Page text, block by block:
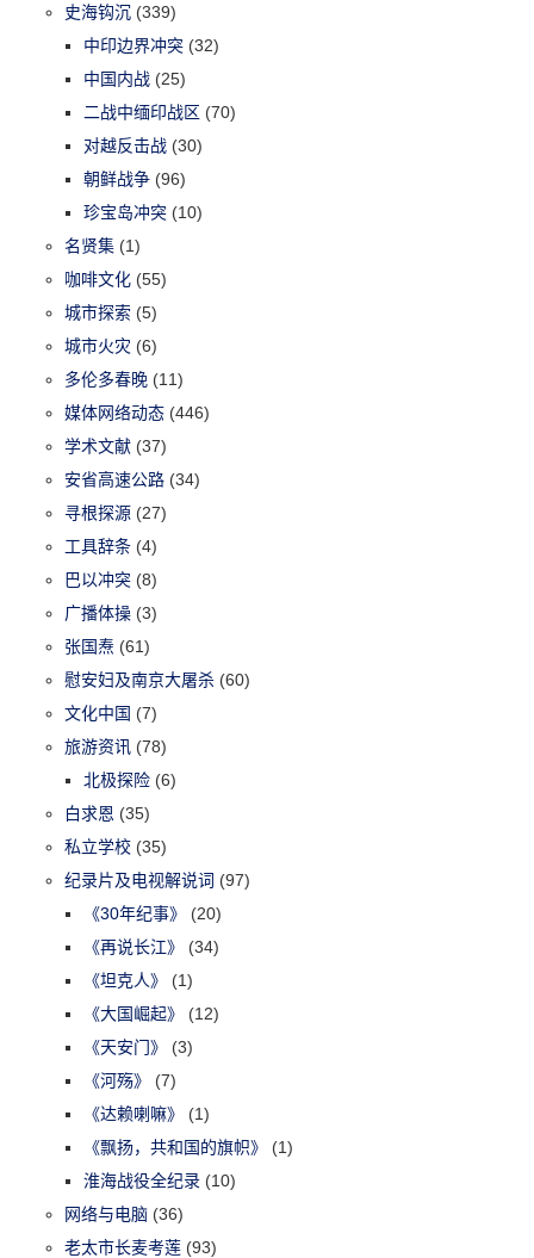
史海钩沉 (339)
中印边界冲突 (32)
中国内战 (25)
二战中缅印战区 (70)
对越反击战 (30)
朝鲜战争 (96)
珍宝岛冲突 (10)
名贤集 (1)
咖啡文化 (55)
城市探索 (5)
城市火灾 (6)
多伦多春晚 (11)
媒体网络动态 (446)
学术文献 (37)
安省高速公路 (34)
寻根探源 (27)
工具辞条 (4)
巴以冲突 (8)
广播体操 (3)
张国焘 (61)
慰安妇及南京大屠杀 (60)
文化中国 (7)
旅游资讯 (78)
北极探险 (6)
白求恩 (35)
私立学校 (35)
纪录片及电视解说词 (97)
《30年纪事》
(20)
《再说长江》
(34)
《坦克人》
(1)
《大国崛起》
(12)
《天安门》
(3)
《河殇》
(7)
《达赖喇嘛》
(1)
《飘扬，共和国的旗帜》
(1)
淮海战役全纪录 (10)
网络与电脑 (36)
老太市长麦考莲 (93)